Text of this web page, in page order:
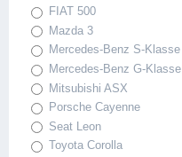
FIAT 500
Mazda 3
Mercedes-Benz S-Klasse
Mercedes-Benz G-Klasse
Mitsubishi ASX
Porsche Cayenne
Seat Leon
Toyota Corolla